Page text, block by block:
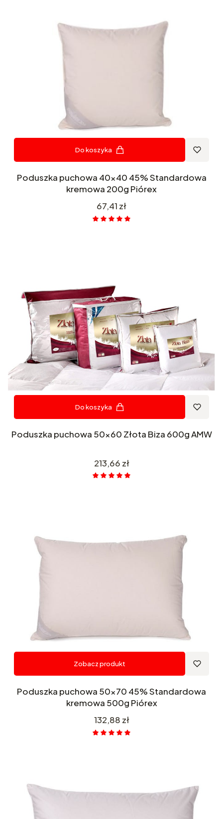
Do koszyka
Poduszka puchowa 40x40 45% Standardowa
kremowa 200g Piórex
Cena
67,41 zł
Do koszyka
Poduszka puchowa 50x60 Złota Biza 600g AMW
Cena
213,66 zł
Zobacz produkt
Poduszka puchowa 50x70 45% Standardowa
kremowa 500g Piórex
Cena
132,88 zł